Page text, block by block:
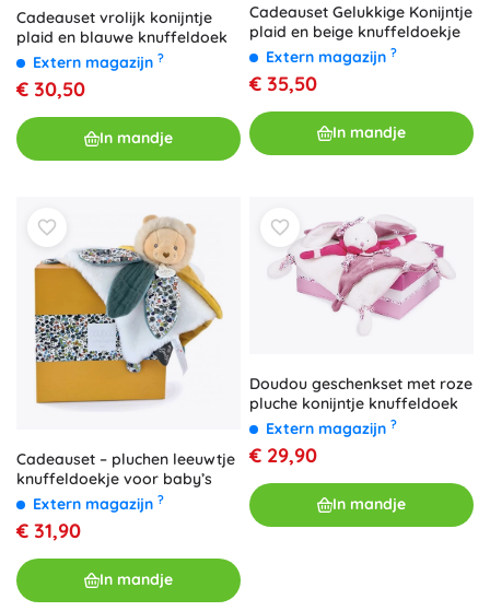
Cadeauset vrolijk konijntje
plaid en blauwe knuffeldoek
Extern magazijn ?
€ 30,50
In mandje
Cadeauset Gelukkige Konijntje
plaid en beige knuffeldoekje
Extern magazijn ?
€ 35,50
In mandje
Cadeauset – pluchen leeuwtje
knuffeldoekje voor baby’s
Extern magazijn ?
€ 31,90
In mandje
Doudou geschenkset met roze
pluche konijntje knuffeldoek
Extern magazijn ?
€ 29,90
In mandje